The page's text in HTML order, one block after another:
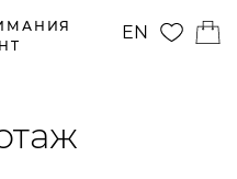
EN